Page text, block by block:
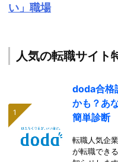
い」職場
人気の転職サイト
doda合格
かも？あ
簡単診断
転職人気企
が転職でき